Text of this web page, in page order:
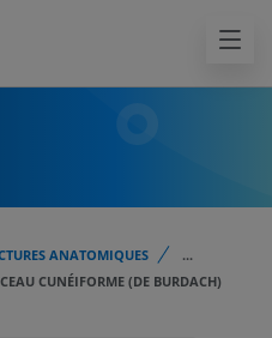
ANATOMIQUES
...
CUNÉIFORME (DE BURDACH)